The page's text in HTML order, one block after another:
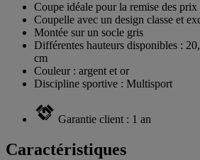
Coupe idéale pour la remise des prix
Coupelle avec un design classe et
Montée sur un socle gris
Différentes hauteurs disponibles :
cm
Couleur : argent et or
Discipline sportive : Multisport
Garantie client : 1 an
Caractéristiques